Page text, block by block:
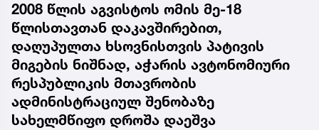
2008 წლის აგვისტოს ომის მე-18
წლისთავთან დაკავშირებით,
დაღუპულთა ხსოვნისთვის პატივის
მიგების ნიშნად, აჭარის ავტონომიური
რესპუბლიკის მთავრობის
ადმინისტრაციულ შენობაზე
სახელმწიფო დროშა დაეშვა